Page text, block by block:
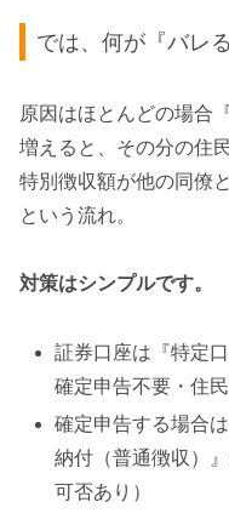
では、何が『バレ
原因はほとんどの場合
増えると、その分の住
特別徴収額が他の同僚
という流れ。
対策はシンプルです。
証券口座は『特定
確定申告不要・住
確定申告する場合
納付（普通徴収）
可否あり）